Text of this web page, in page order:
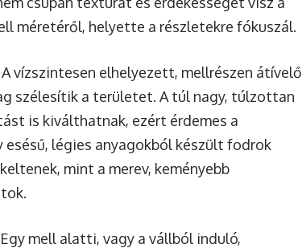
méretéről, helyette a részletekre fókuszál.
A vízszintesen elhelyezett, mellrészen átívelő
szélesítik a területet. A túl nagy, túlzottan
is kiválthatnak, ezért érdemes a
légies anyagokból készült fodrok
mint a merev, keményebb
mell alatti, vagy a vállból induló,